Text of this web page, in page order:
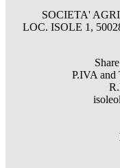
SOCIETA'
LOC. ISOLE 1,
P.IVA and